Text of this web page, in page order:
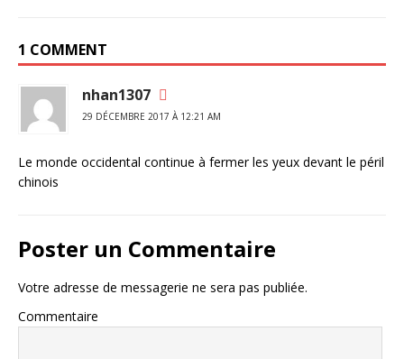
1 COMMENT
nhan1307
29 DÉCEMBRE 2017 À 12:21 AM
Le monde occidental continue à fermer les yeux devant le péril
chinois
Poster un Commentaire
Votre adresse de messagerie ne sera pas publiée.
Commentaire